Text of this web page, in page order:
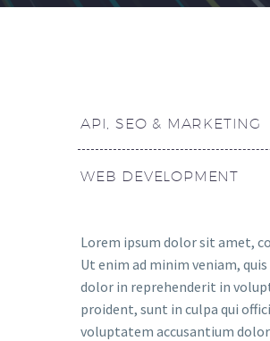
API, SEO & MARKETING
WEB DEVELOPMENT
Lorem ipsum dolor sit amet,
Ut enim ad minim veniam,
dolor in reprehenderit in
proident, sunt in culpa qui
voluptatem accusantium